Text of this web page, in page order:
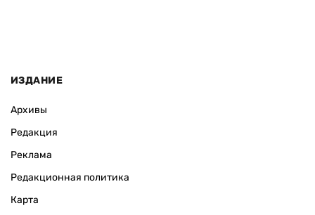
ИЗДАНИЕ
Архивы
Редакция
Реклама
Редакционная политика
Карта